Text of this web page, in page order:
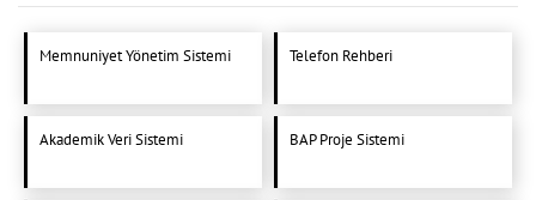
Memnuniyet Yönetim Sistemi Telefon Rehberi
Akademik Veri Sistemi BAP Proje Sistemi